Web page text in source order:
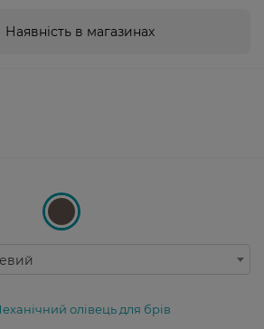
Наявність в магазинах
олівець для брів